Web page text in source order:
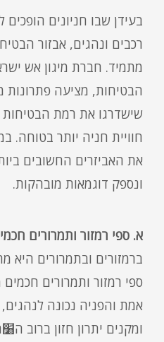
בעידן שבו חניונים
רכבים ונהגים, אבזור
מתמיד. חברת מיגון אש
הבטיחות, מציעה פתרונות
שישדרגו את רמת הבטיחות
חוויית חניה יותר בטוחה.
את האביזרים החשובים
ונספק דוגמאות מובהקות.
א. ספי רמזור ותמרורים
ברמזורים ובתמרורים היא
ספי רמזור ותמרורים
אמת והפניה נכונה
ומקנים יתרון חזון ברוב